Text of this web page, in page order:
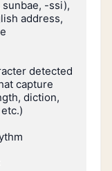
address,
capture
diction,